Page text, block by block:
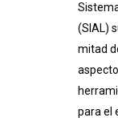
(SIAL)
mitad
para el